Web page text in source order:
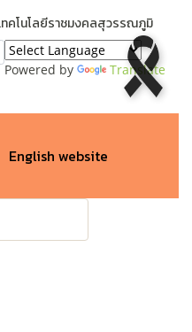
ทคโนโลยีราชมงคลสุวรรณภูมิ
Powered by Translate
English website